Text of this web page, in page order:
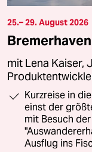
25.– 29. August 2026
Bremerhaven
mit Lena Kaiser,
Kurzreise in
einst der
mit Besuch
Ausflug ins